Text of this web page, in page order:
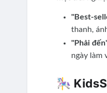
"Best-
thanh,
"Phải
ngày làm
🎠